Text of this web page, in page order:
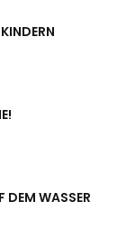
WASSER